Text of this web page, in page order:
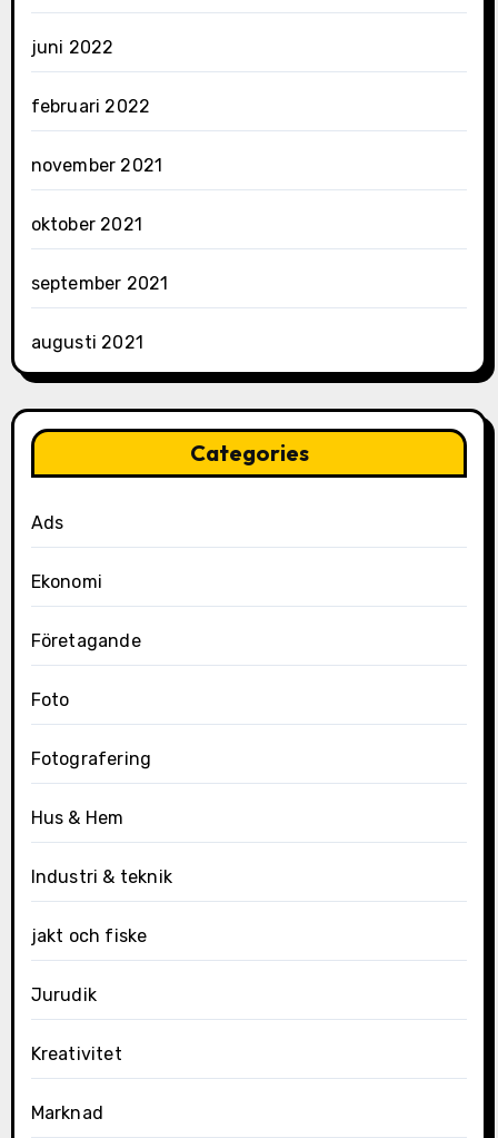
juni 2022
februari 2022
november 2021
oktober 2021
september 2021
augusti 2021
Categories
Ads
Ekonomi
Företagande
Foto
Fotografering
Hus & Hem
Industri & teknik
jakt och fiske
Jurudik
Kreativitet
Marknad